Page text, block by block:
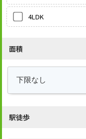
4LDK
面積
駅徒歩